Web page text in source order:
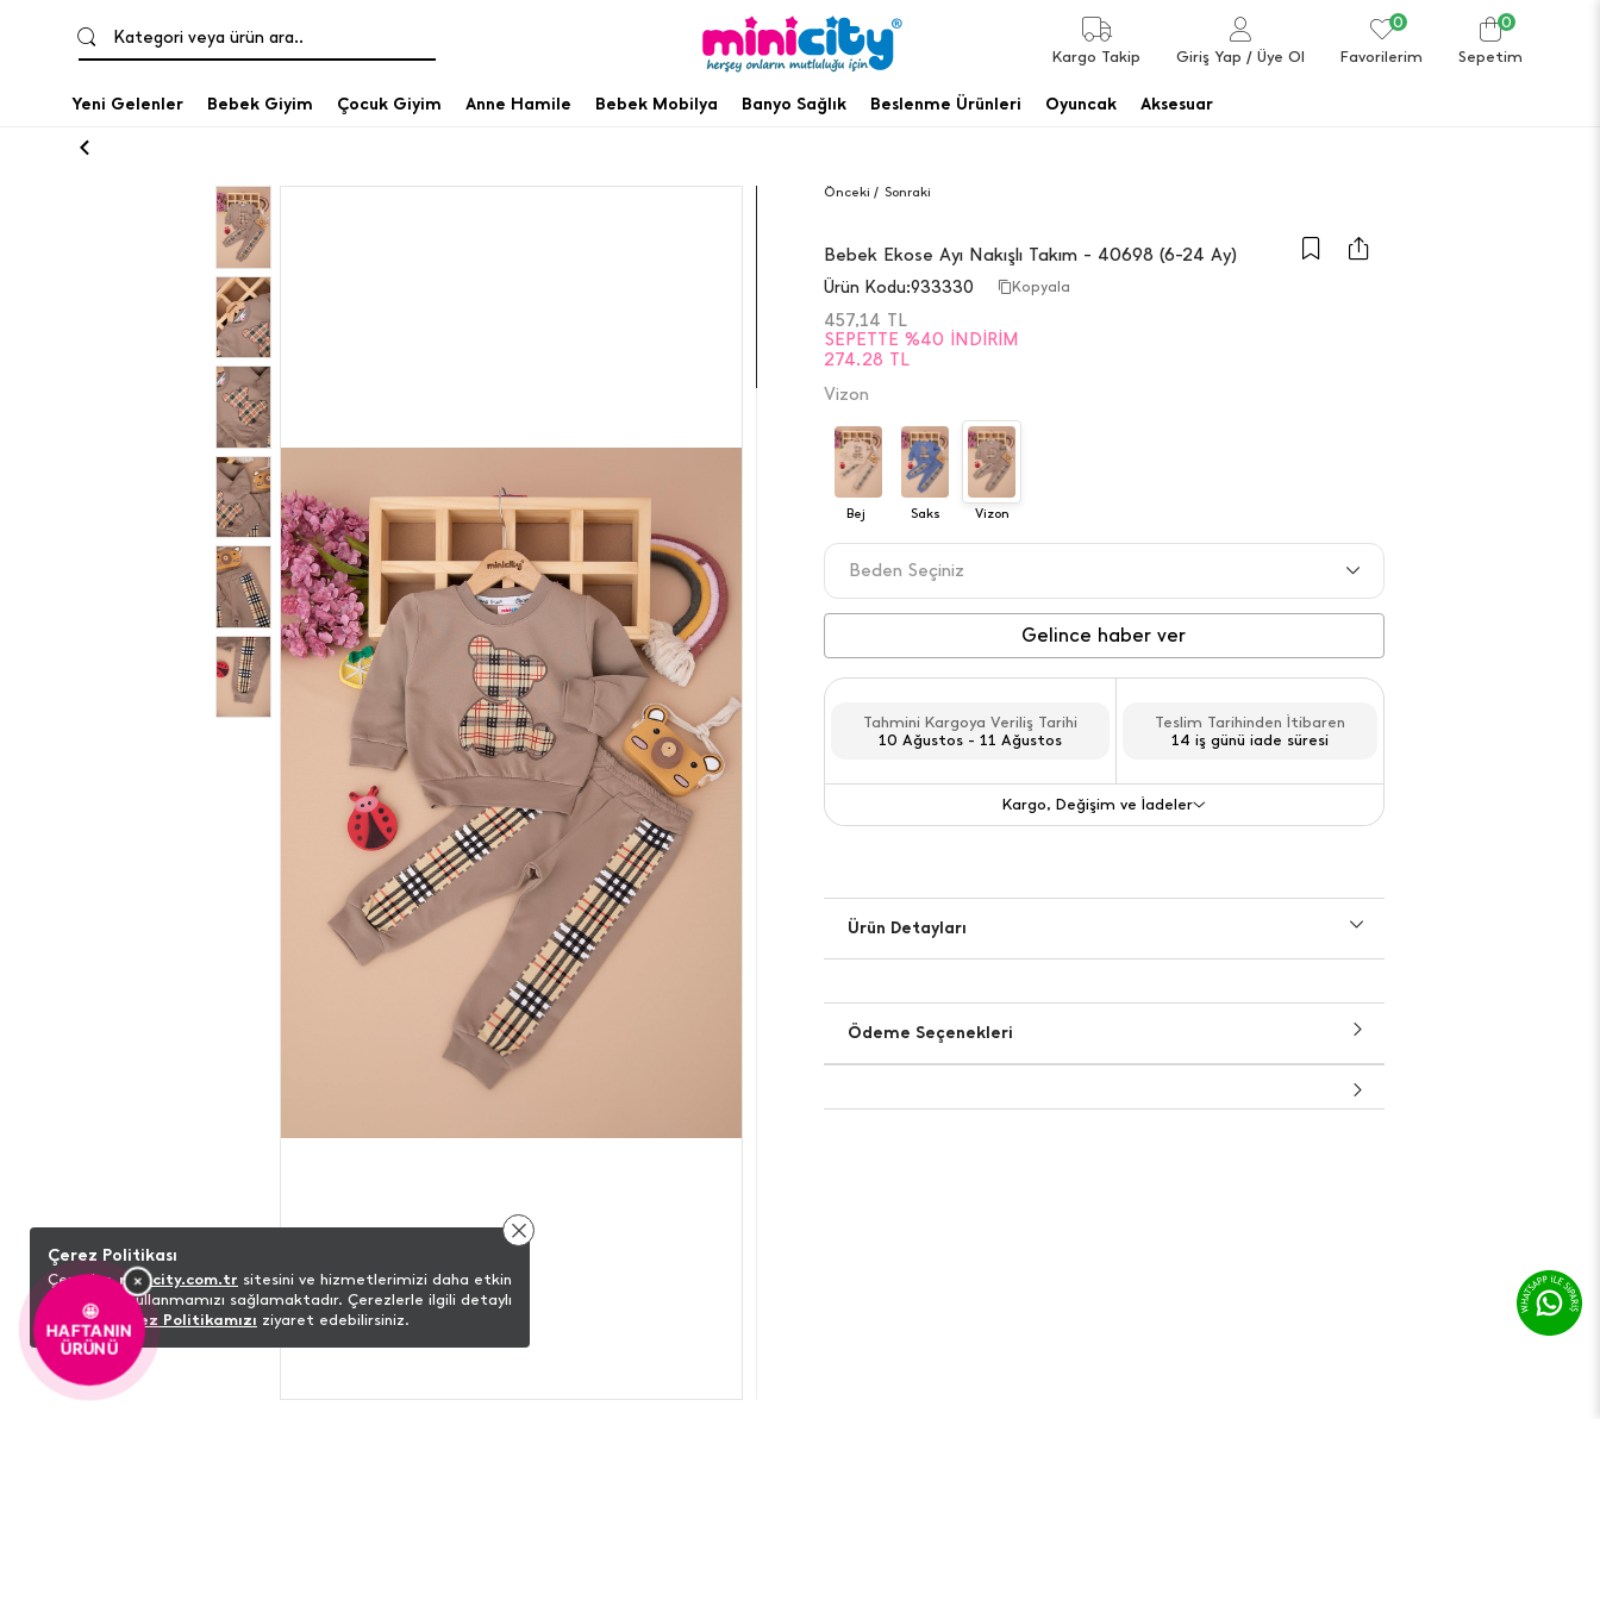
Kategori veya ürün ara..
Kargo Takip Giriş Yap / Üye Ol
0
Favorilerim
0
Sepetim
Yeni Gelenler Bebek Giyim Çocuk Giyim Anne Hamile Bebek Mobilya Banyo Sağlık Beslenme Ürünleri Oyuncak Aksesuar
Önceki / Sonraki
Bebek Ekose Ayı Nakışlı Takım - 40698 (6-24 Ay)
Ürün Kodu:933330 Kopyala
SEPETTE %40 İNDIRIM
274.28 TL
457,14 TL
Vizon
Beden Seçiniz
9-12 AY Gelince haber ver
12-18 AY Gelince haber ver
18-24 AY Gelince haber ver
Gelince haber ver
Tahmini Kargoya Veriliş Tarihi
10 Ağustos - 11 Ağustos
Teslim Tarihinden İtibaren
14 iş günü iade süresi
Kargo, Değişim ve İadeler
Ürün Detayları
Ödeme Seçenekleri
🤩
HAFTANIN
ÜRÜNÜ
×
Çerez Politikası
Çerezler,minicity.com.tr sitesini ve hizmetlerimizi daha etkin
bir şekilde kullanmamızı sağlamaktadır. Çerezlerle ilgili detaylı
bilgi için Çerez Politikamızı ziyaret edebilirsiniz.